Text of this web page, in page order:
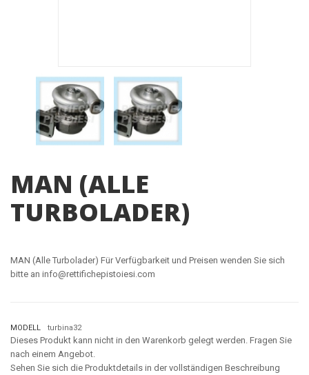
MAN (ALLE
TURBOLADER)
MAN (Alle Turbolader) Für Verfügbarkeit und Preisen wenden Sie sich
bitte an info@rettifichepistoiesi.com
MODELL turbina32
Dieses Produkt kann nicht in den Warenkorb gelegt werden. Fragen Sie
nach einem Angebot.
Sehen Sie sich die Produktdetails in der vollständigen Beschreibung